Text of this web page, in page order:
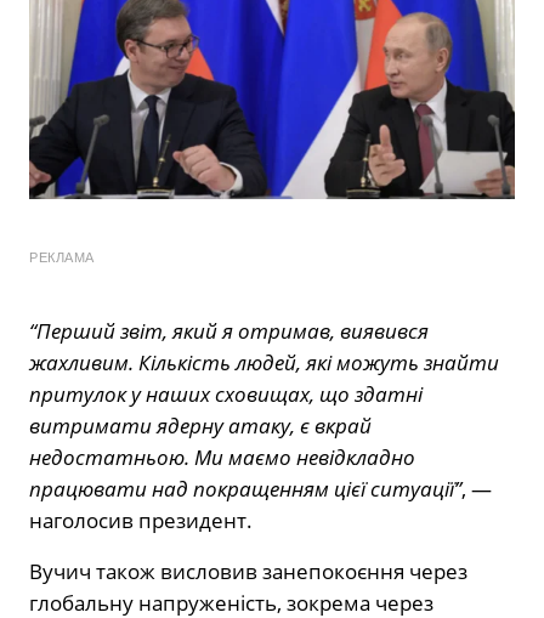
РЕКЛАМА
“Перший звіт, який я отримав, виявився
жахливим. Кількість людей, які можуть знайти
притулок у наших сховищах, що здатні
витримати ядерну атаку, є вкрай
недостатньою. Ми маємо невідкладно
працювати над покращенням цієї ситуації”, —
наголосив президент.
Вучич також висловив занепокоєння через
глобальну напруженість, зокрема через